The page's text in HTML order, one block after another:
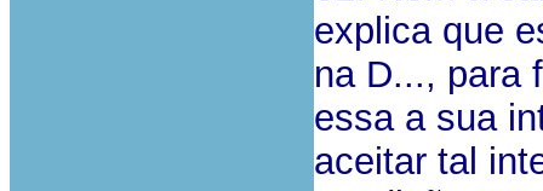
explica que
na D..., para
essa a sua
aceitar tal